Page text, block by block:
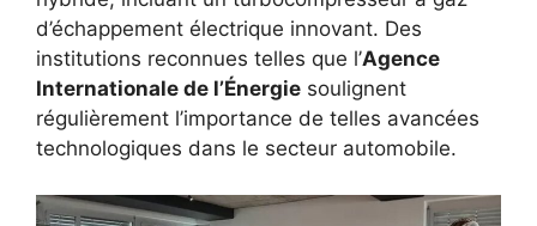
d’échappement électrique innovant. Des
institutions reconnues telles que l’Agence
Internationale de l’Énergie soulignent
régulièrement l’importance de telles avancées
technologiques dans le secteur automobile.